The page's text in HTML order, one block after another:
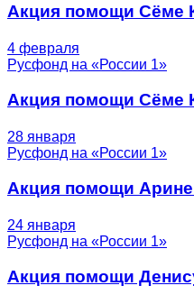
Акция помощи Сёме
4 февраля
Русфонд на «России 1»
Акция помощи Сёме
28 января
Русфонд на «России 1»
Акция помощи
24 января
Русфонд на «России 1»
Акция помощи